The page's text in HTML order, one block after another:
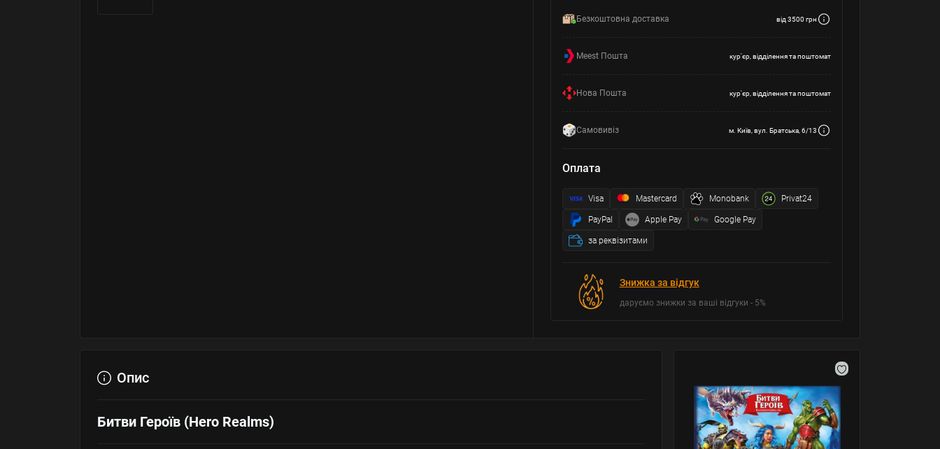
Безкоштовна доставка від 3500 грн
Meest Пошта кур'єр, відділення та поштомат
Нова Пошта кур'єр, відділення та поштомат
Самовивіз м. Київ, вул. Братська, 6/13
Оплата
Visa Mastercard Monobank Privat24
PayPal Apple Pay Google Pay
за реквізитами
Знижка за відгук
даруємо знижки за ваші відгуки - 5%
Опис
Битви Героїв (Hero Realms)